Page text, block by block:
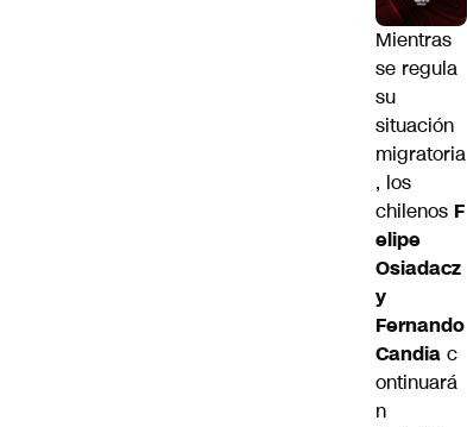
Mientras
se regula
su
situación
migratoria
, los
chilenos F
elipe
Osiadacz
y
Fernando
Candia c
ontinuará
n